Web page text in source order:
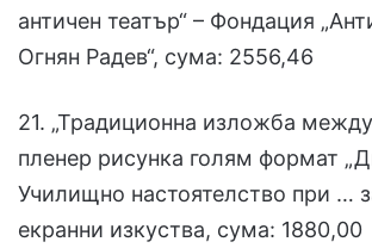
античен театър“ – Фондация
Огнян Радев“, сума: 2556,46
21. „Традиционна изложба
пленер рисунка голям формат
Училищно настоятелство при …
екранни изкуства, сума: 1880,00